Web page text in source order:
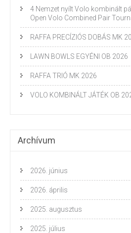
4 Nemzet nyílt Volo kombinált
Open Volo Combined Pair
RAFFA PRECÍZIÓS DOBÁS MK
LAWN BOWLS EGYÉNI OB 2026
RAFFA TRIÓ MK 2026
VOLO KOMBINÁLT JÁTÉK OB
Archívum
2026. június
2026. április
2025. augusztus
2025. július